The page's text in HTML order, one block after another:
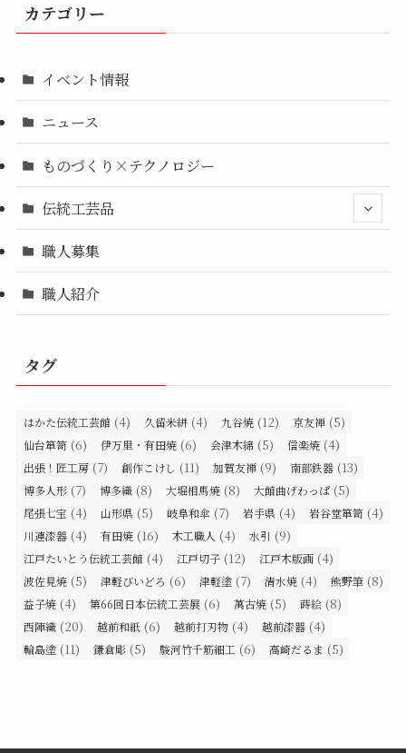
カテゴリー
イベント情報
ニュース
ものづくり×テクノロジー
伝統工芸品
職人募集
職人紹介
タグ
はかた伝統工芸館 (4) 久留米絣 (4) 九谷焼 (12) 京友禅 (5)
仙台箪笥 (6) 伊万里・有田焼 (6) 会津木綿 (5) 信楽焼 (4)
出張！匠工房 (7) 創作こけし (11) 加賀友禅 (9) 南部鉄器 (13)
博多人形 (7) 博多織 (8) 大堀相馬焼 (8) 大館曲げわっぱ (5)
尾張七宝 (4) 山形県 (5) 岐阜和傘 (7) 岩手県 (4) 岩谷堂箪笥 (4)
川連漆器 (4) 有田焼 (16) 木工職人 (4) 水引 (9)
江戸たいとう伝統工芸館 (4) 江戸切子 (12) 江戸木版画 (4)
波佐見焼 (5) 津軽びいどろ (6) 津軽塗 (7) 清水焼 (4) 熊野筆 (8)
益子焼 (4) 第66回日本伝統工芸展 (6) 萬古焼 (5) 蒔絵 (8)
西陣織 (20) 越前和紙 (6) 越前打刃物 (4) 越前漆器 (4)
輪島塗 (11) 鎌倉彫 (5) 駿河竹千筋細工 (6) 高崎だるま (5)